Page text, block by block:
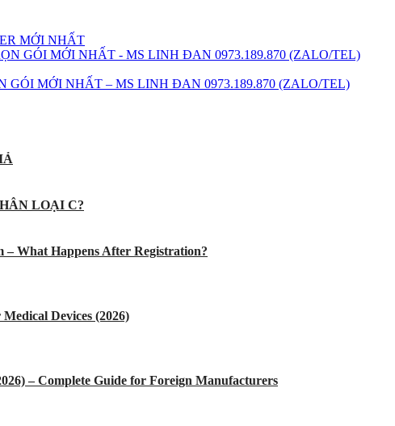
MỚI NHẤT
MỚI NHẤT – MS LINH ĐAN 0973.189.870 (ZALO/TEL)
LOẠI C?
– What Happens After Registration?
Devices (2026)
– Complete Guide for Foreign Manufacturers